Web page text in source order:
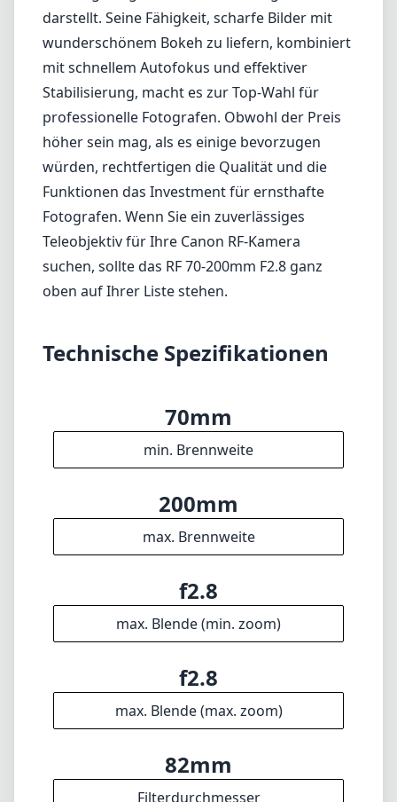
Überlegung wert sein könnte.
Der Sonnenblende fühlt sich im Vergleich zur
robusten Bauweise des Objektivs etwas
zerbrechlich an.
Fazit
Zusammenfassend lässt sich sagen, dass das
Canon RF 70-200mm F2.8 L IS USM Z-Objektiv
eine herausragende Kombination aus
Leistung, Tragbarkeit und Vielseitigkeit
darstellt. Seine Fähigkeit, scharfe Bilder mit
wunderschönem Bokeh zu liefern, kombiniert
mit schnellem Autofokus und effektiver
professionelle Fotografen. Obwohl der Preis
höher sein mag, als es einige bevorzugen
Funktionen das Investment für ernsthafte
Fotografen. Wenn Sie ein zuverlässiges
Teleobjektiv für Ihre Canon RF-Kamera
suchen, sollte das RF 70-200mm F2.8 ganz
oben auf Ihrer Liste stehen.
Technische Spezifikationen
70mm
min. Brennweite
200mm
max. Brennweite